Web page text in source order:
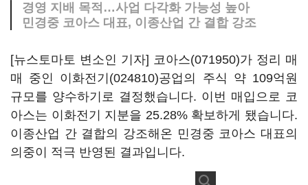
경영 지배 목적…사업 다각화 가능성 높아
민경중 코아스 대표, 이종산업 간 결합 강조
[뉴스토마토 변소인 기자] 코아스(071950)가 정리 매
매 중인 이화전기(024810)공업의 주식 약 109억원
규모를 양수하기로 결정했습니다. 이번 매입으로 코
아스는 이화전기 지분을 25.28% 확보하게 됐습니다.
이종산업 간 결합의 강조해온 민경중 코아스 대표의
의중이 적극 반영된 결과입니다.